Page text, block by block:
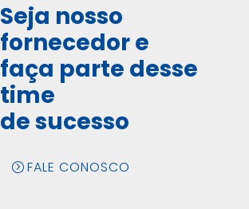
Seja nosso
fornecedor e
faça parte desse
time
de sucesso
FALE CONOSCO